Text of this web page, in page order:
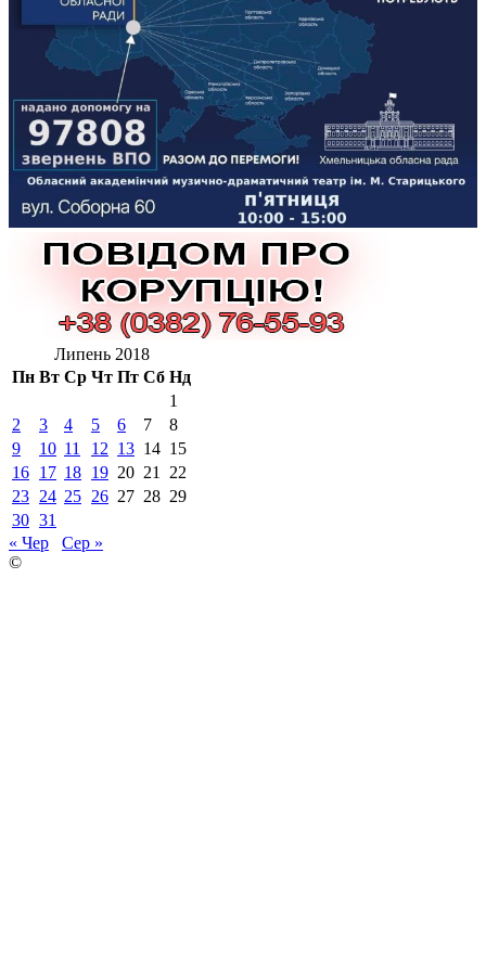
Липень 2018
Пн Вт Ср Чт Пт Сб Нд
1
2
3 4 5 6 7
8
9
10 11 12 13 14 15
16 17 18 19 20 21
22
23 24 25 26 27 28 29
30 31
« Чер
Сер »
©